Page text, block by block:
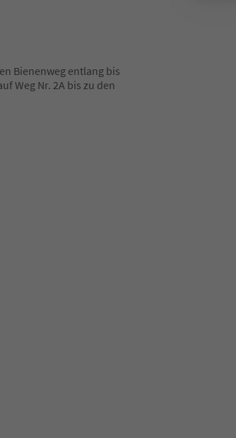
Bienenweg entlang bis
Weg Nr. 2A bis zu den